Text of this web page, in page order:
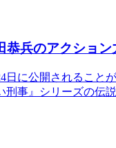
恭兵のアクショ
日に公開されるこ
事』シリーズの伝